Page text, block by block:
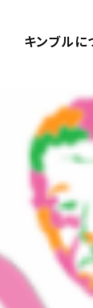
キンブルに